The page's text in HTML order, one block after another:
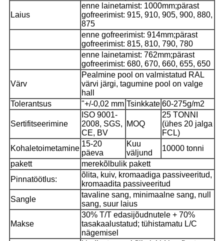
Laius
enne lainetamist: 1000mm;pärast
gofreerimist: 915, 910, 905, 900, 880,
875
enne gofreerimist: 914mm;pärast
gofreerimist: 815, 810, 790, 780
enne lainetamist: 762mm;pärast
gofreerimist: 680, 670, 660, 655, 650
Värv
Pealmine pool on valmistatud RAL
värvi järgi, tagumine pool on valge
hall
Tolerantsus
"+/-0,02 mm Tsinkkate 60-275g/m2
Sertifitseerimine
ISO 9001-
2008, SGS,
CE, BV
MOQ
25 TONNI
(ühes 20 jalga
FCL)
Kohaletoimetamine
15-20
päeva
Kuu
väljund
10000 tonni
pakett
merekõlbulik pakett
Pinnatöötlus:
õlita, kuiv, kromaadiga passiveeritud,
kromaadita passiveeritud
Sangle
tavaline sang, minimaalne sang, null
sang, suur laius
Makse
30% T/T edasijõudnutele + 70%
tasakaalustatud; tühistamatu L/C
nägemisel